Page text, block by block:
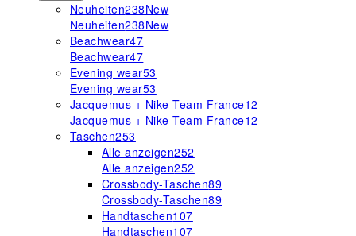
Neuheiten238New
Neuheiten238New
Beachwear47
Beachwear47
Evening wear53
Evening wear53
Jacquemus + Nike Team France12
Jacquemus + Nike Team France12
Taschen253
Alle anzeigen252
Alle anzeigen252
Crossbody-Taschen89
Crossbody-Taschen89
Handtaschen107
Handtaschen107